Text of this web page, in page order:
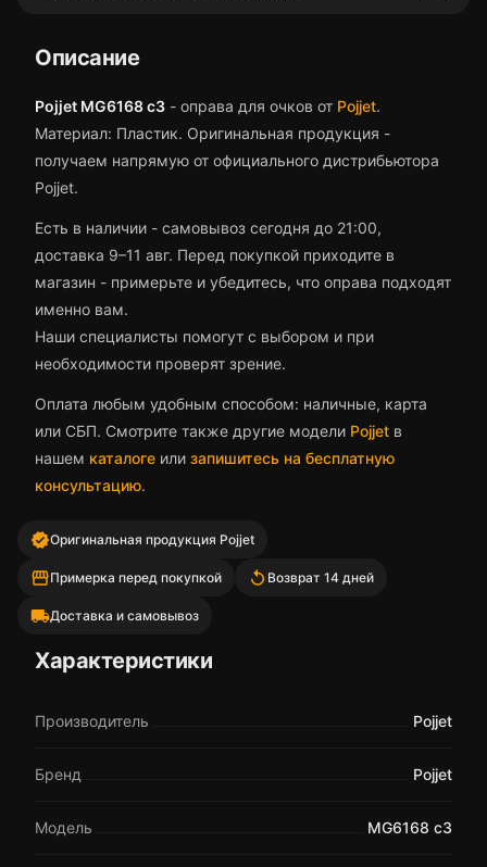
Описание
Pojjet MG6168 c3 - оправа для очков от Pojjet.
Материал: Пластик. Оригинальная продукция -
получаем напрямую от официального дистрибьютора
Pojjet.
Есть в наличии - самовывоз сегодня до 21:00,
доставка 9–11 авг. Перед покупкой приходите в
магазин - примерьте и убедитесь, что оправа подходят
именно вам.
Наши специалисты помогут с выбором и при
необходимости проверят зрение.
Оплата любым удобным способом: наличные, карта
или СБП. Смотрите также другие модели Pojjet в
нашем каталоге или запишитесь на бесплатную
консультацию.
verifiedОригинальная продукция Pojjet
storefrontПримерка перед покупкой replay Возврат 14 дней
local_shippingДоставка и самовывоз
Характеристики
Производитель Pojjet
Бренд Pojjet
Модель MG6168 c3